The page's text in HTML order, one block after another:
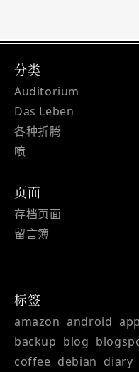
分类
Auditorium
Das Leben
各种折腾
喷
页面
存档页面
留言簿
标签
amazon android
backup blog
coffee debian diary